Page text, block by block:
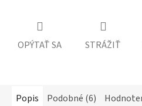
OPÝTAŤ SA STRÁŽIŤ
Popis Podobné (6)